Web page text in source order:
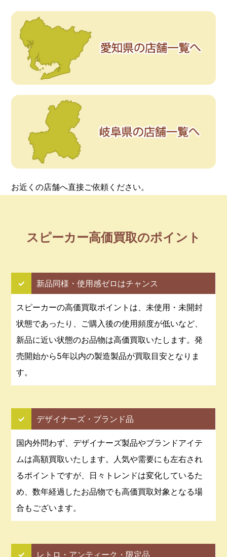
お近くの店舗へ直接ご依頼ください。
スピーカー高価買取のポイント
✓ 新品同様・使用感ゼロはチャンス
スピーカーの高価買取ポイントは、未使用・未開封
状態であったり、ご購入後の使用頻度が低いなど、
新品に近い状態のお品物は高価買取いたします。発
売開始から5年以内の製造製品が買取目安となりま
す。
✓ デザイナーズ・ブランド品
国内外問わず、デザイナーズ製品やブランドアイテ
ムは高額買取いたします。人気や需要にも左右され
るポイントですが、日々トレンドは変化しているた
め、数年経過したお品物でも高価買取対象となる場
合もございます。
✓ レトロ・アンティーク・限定品